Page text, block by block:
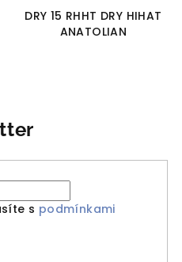
DRY 15 RHHT DRY HIHAT
ANATOLIAN
s podmínkami